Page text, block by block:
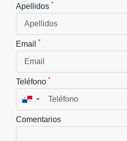
Apellidos *
Email *
Teléfono *
▼
Comentarios